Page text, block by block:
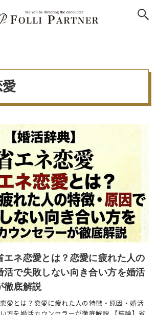
エネ恋愛とは？恋愛に疲れた人の
活で失敗しない向き合い方を婚活
徹底解説
愛とは？恋愛に疲れた人の特徴・原因・婚活